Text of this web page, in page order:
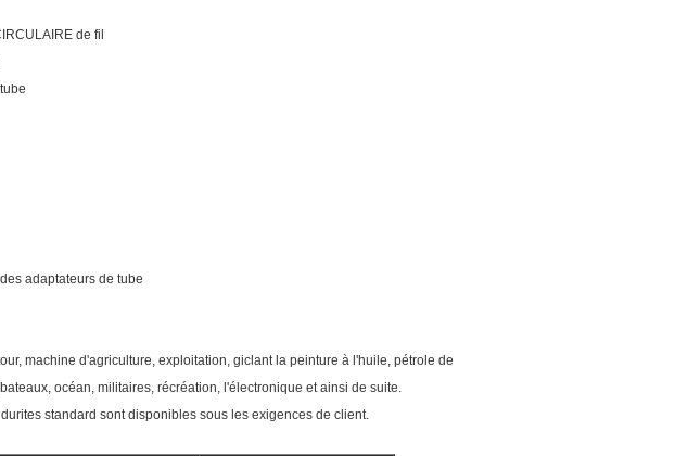
de fil
adaptateurs de tube
machine d'agriculture, exploitation, giclant la peinture à l'huile, pétrole de
océan, militaires, récréation, l'électronique et ainsi de suite.
standard sont disponibles sous les exigences de client.